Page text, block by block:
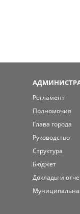
Регламент
Полномочия
Глава города
Руководство
Структура
Бюджет
Доклады и